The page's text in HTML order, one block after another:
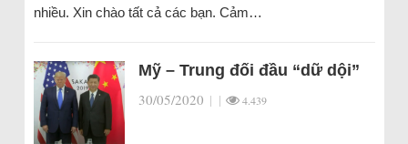
nhiều. Xin chào tất cả các bạn. Cảm…
Mỹ – Trung đối đầu “dữ dội”
30/05/2020 | | 4.439